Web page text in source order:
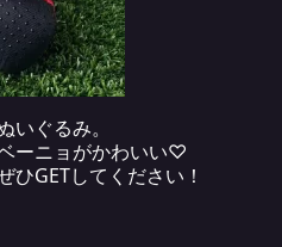
いぐるみ。
ーニョがかわいい♡
ひGETしてください！